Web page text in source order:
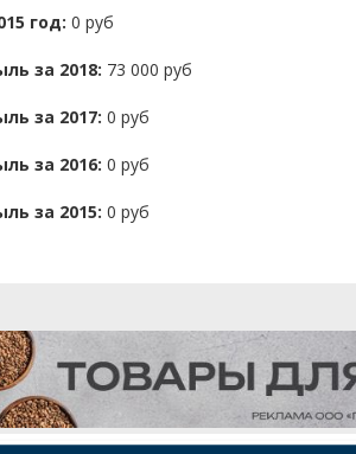
год: 0 руб
за 2018: 73 000 руб
за 2017: 0 руб
за 2016: 0 руб
за 2015: 0 руб